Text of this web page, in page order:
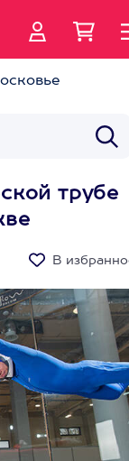
трубе
В